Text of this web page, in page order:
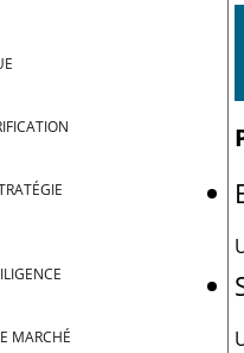
MARCHÉ